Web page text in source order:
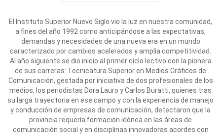
El Instituto Superior Nuevo Siglo vio la luz en nuestra comunidad,
a fines del año 1992 como anticipándose a las expectativas,
demandas y necesidades de una nueva era en un mundo
caracterizado por cambios acelerados y amplia competitividad.
Al año siguiente se dio inicio al primer ciclo lectivo con la pionera
de sus carreras: Tecnicatura Superior en Medios Gráficos de
Comunicación, gestada por iniciativa de dos profesionales de los
medios, los periodistas Dora Lauro y Carlos Buratti, quienes tras
su larga trayectoria en ese campo y con la experiencia de manejo
y conducción de empresas de comunicación, detectaron que la
provincia requería formación idónea en las áreas de
comunicación social y en disciplinas innovadoras acordes con